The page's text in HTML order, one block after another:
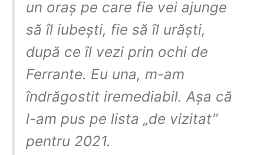
un oraș pe care fie vei ajunge
să îl iubești, fie să îl urăști,
după ce îl vezi prin ochi de
Ferrante. Eu una, m-am
îndrăgostit iremediabil. Așa că
l-am pus pe lista „de vizitat”
pentru 2021.